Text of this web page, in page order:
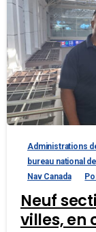
Administrations
bureau national
Nav Canada
Neuf
villes, en